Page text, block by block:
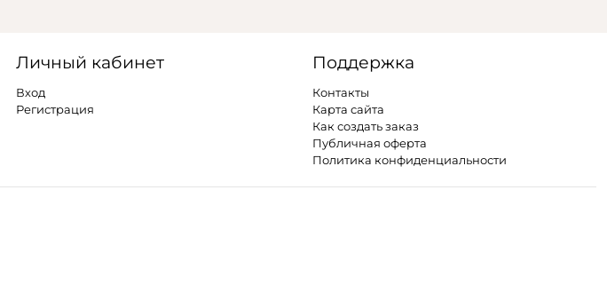
Личный кабинет
Вход
Регистрация
Поддержка
Контакты
Карта сайта
Как создать заказ
Публичная оферта
Политика конфиденциальности